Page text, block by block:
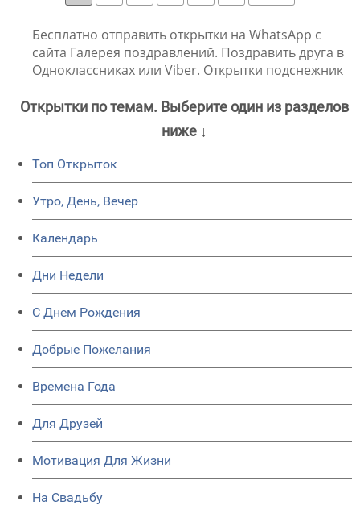
Бесплатно отправить открытки на WhatsApp с
сайта Галерея поздравлений. Поздравить друга в
Одноклассниках или Viber. Открытки подснежник
Открытки по темам. Выберите один из разделов
ниже ↓
Топ Открыток
Утро, День, Вечер
Календарь
Дни Недели
C Днем Рождения
Добрые Пожелания
Времена Года
Для Друзей
Мотивация Для Жизни
На Свадьбу